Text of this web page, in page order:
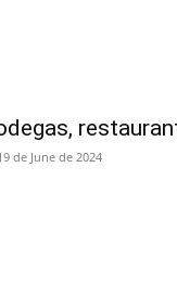
de June de 2024